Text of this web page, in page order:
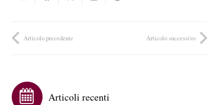
Articolo precedente Articolo successivo
Articoli recenti